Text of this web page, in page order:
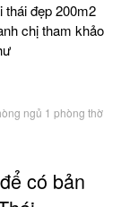
thái đẹp 200m2
chị tham khảo
ngủ 1 phòng thờ
có bản